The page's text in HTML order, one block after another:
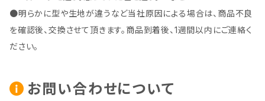
●明らかに型や生地が違うなど当社原因による場合は、商品不良
を確認後、交換させて頂きます。商品到着後、1週間以内にご連絡く
ださい。
お問い合わせについて